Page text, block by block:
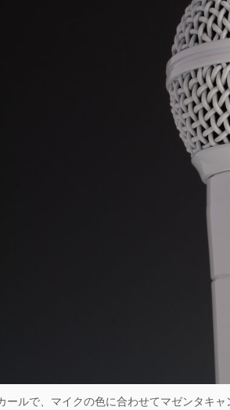
ールで、マイクの色に合わせてマゼンタキ